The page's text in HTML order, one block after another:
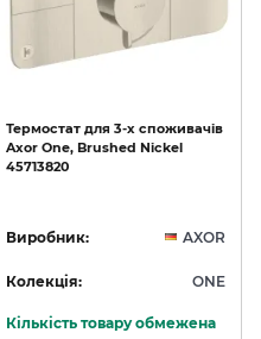
Термостат для 3-х споживачів
Axor One, Brushed Nickel
45713820
Виробник: AXOR
Колекція: ONE
Кількість товару обмежена